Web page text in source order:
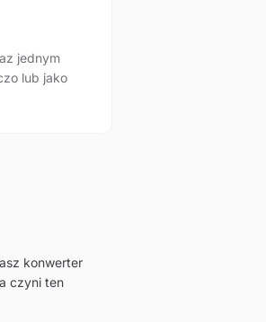
jednym
lub jako
konwerter
czyni ten